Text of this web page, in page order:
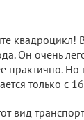
квадроцикл!
Он очень
практично. Но
только с 16
вид